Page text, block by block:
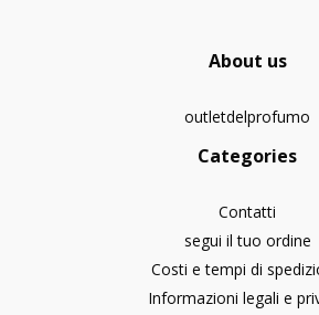
About us
outletdelprofumo
Categories
Contatti
segui il tuo ordine
Costi e tempi di
Informazioni legali e